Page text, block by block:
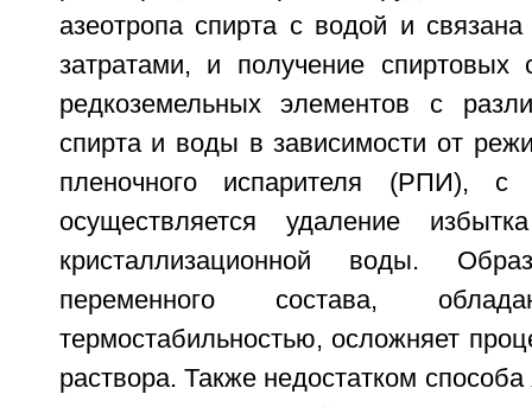
азеотропа спирта с водой и
затратами, и получение спиртовых
редкоземельных элементов с
спирта и воды в зависимости от
пленочного испарителя (РПИ), с
осуществляется удаление
кристаллизационной воды.
переменного состава,
термостабильностью, осложняет
раствора. Также недостатком